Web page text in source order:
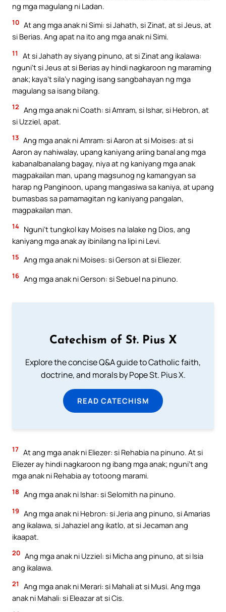
ng mga magulang ni Ladan.
10 At ang mga anak ni Simi: si Jahath, si Zinat, at si Jeus, at
si Berias. Ang apat na ito ang mga anak ni Simi.
11
At si Jahath ay siyang pinuno, at si Zinat ang ikalawa:
nguni’t si Jeus at si Berias ay hindi nagkaroon ng maraming
anak; kaya’t sila’y naging isang sangbahayan ng mga
magulang sa isang bilang.
12 Ang mga anak ni Coath: si Amram, si Ishar, si Hebron, at
si Uzziel, apat.
13 Ang mga anak ni Amram: si Aaron at si Moises: at si
Aaron ay nahiwalay, upang kaniyang ariing banal ang mga
kabanalbanalang bagay, niya at ng kaniyang mga anak
magpakailan man, upang magsunog ng kamangyan sa
harap ng Panginoon, upang mangasiwa sa kaniya, at upang
bumasbas sa pamamagitan ng kaniyang pangalan,
magpakailan man.
14 Nguni’t tungkol kay Moises na lalake ng Dios, ang
kaniyang mga anak ay ibinilang na lipi ni Levi.
15 Ang mga anak ni Moises: si Gerson at si Eliezer.
16 Ang mga anak ni Gerson: si Sebuel na pinuno.
Catechism of St. Pius X
Explore the concise Q&A guide to Catholic faith,
doctrine, and morals by Pope St. Pius X.
READ CATECHISM
17 At ang mga anak ni Eliezer: si Rehabia na pinuno. At si
Eliezer ay hindi nagkaroon ng ibang mga anak; nguni’t ang
mga anak ni Rehabia ay totoong marami.
18 Ang mga anak ni Ishar: si Selomith na pinuno.
19 Ang mga anak ni Hebron: si Jeria ang pinuno, si Amarias
ang ikalawa, si Jahaziel ang ikatlo, at si Jecaman ang
ikaapat.
20 Ang mga anak ni Uzziel: si Micha ang pinuno, at si Isia
ang ikalawa.
21
Ang mga anak ni Merari: si Mahali at si Musi. Ang mga
anak ni Mahali: si Eleazar at si Cis.